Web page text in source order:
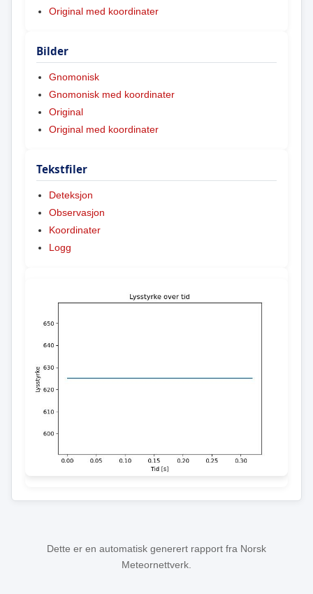
Original med koordinater
Bilder
Gnomonisk
Gnomonisk med koordinater
Original
Original med koordinater
Tekstfiler
Deteksjon
Observasjon
Koordinater
Logg
Dette er en automatisk generert rapport fra Norsk
Meteornettverk.